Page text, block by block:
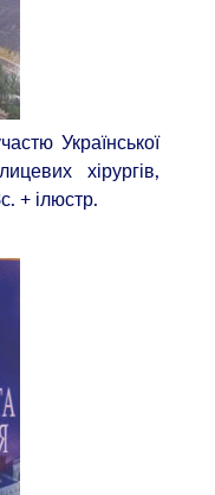
Української
хірургів,
+ ілюстр.